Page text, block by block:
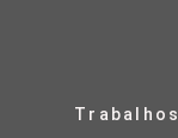
Trabalhos